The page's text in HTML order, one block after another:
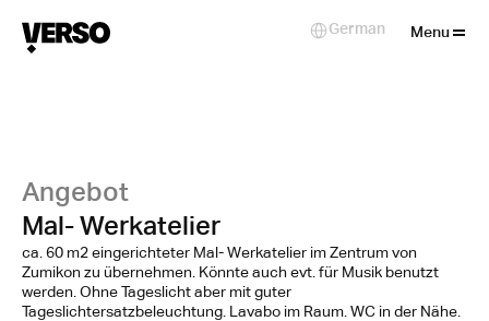
Angebot
Mal- Werkatelier
ca. 60 m2 eingerichteter Mal- Werkatelier im Zentrum von
Zumikon zu übernehmen. Könnte auch evt. für Musik benutzt
werden. Ohne Tageslicht aber mit guter
Tageslichtersatzbeleuchtung. Lavabo im Raum. WC in der Nähe.
Menu
Select Language
German